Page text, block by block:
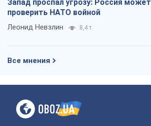
Запад проспал угрозу: Россия может
проверить НАТО войной
Леонид Невзлин 8,4 т.
Все мнения